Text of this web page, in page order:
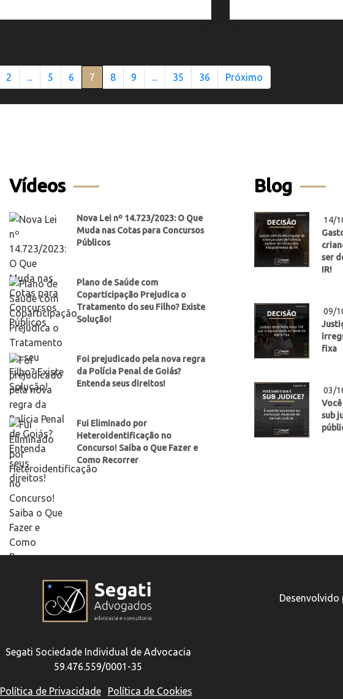
2 5 6 7 8 9 35 36 Próximo
Vídeos
Nova Lei nº 14.723/2023: O Que
Muda nas Cotas para Concursos
Públicos
Plano de Saúde com
Coparticipação Prejudica o
Tratamento do seu Filho? Existe
Solução!
Foi prejudicado pela nova regra
da Polícia Penal de Goiás?
Entenda seus direitos!
Fui Eliminado por
Heteroidentificação no
Concurso! Saiba o Que Fazer e
Como Recorrer
Blog
14/
ser
IR!
09/
fixa
03/
sub
Segati Sociedade Individual de Advocacia
59.476.559/0001-35
Política de Privacidade· Política de Cookies
Desenvolvido